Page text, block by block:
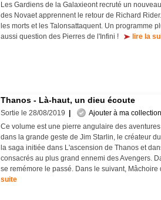
Les Gardiens de la Galaxieont recruté un
des Novaet apprennent le retour de Richard
les morts et les Talonsattaquent. Un programme
aussi question des Pierres de l'Infini !
lire la
Thanos - Là-haut, un dieu écoute
Sortie le 28/08/2019
Ajouter à ma collection
Ce volume est une pierre angulaire des
dans la grande geste de Jim Starlin, le créateur
la saga initiée dans L'ascension de Thanos et
consacrés au plus grand ennemi des Avengers.
se remémore le passé. Dans le suivant,
suite